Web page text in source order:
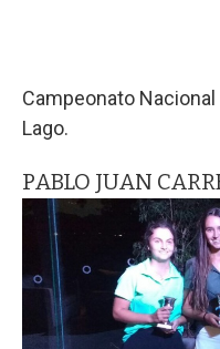
Campeonato
Lago.
PABLO JUAN